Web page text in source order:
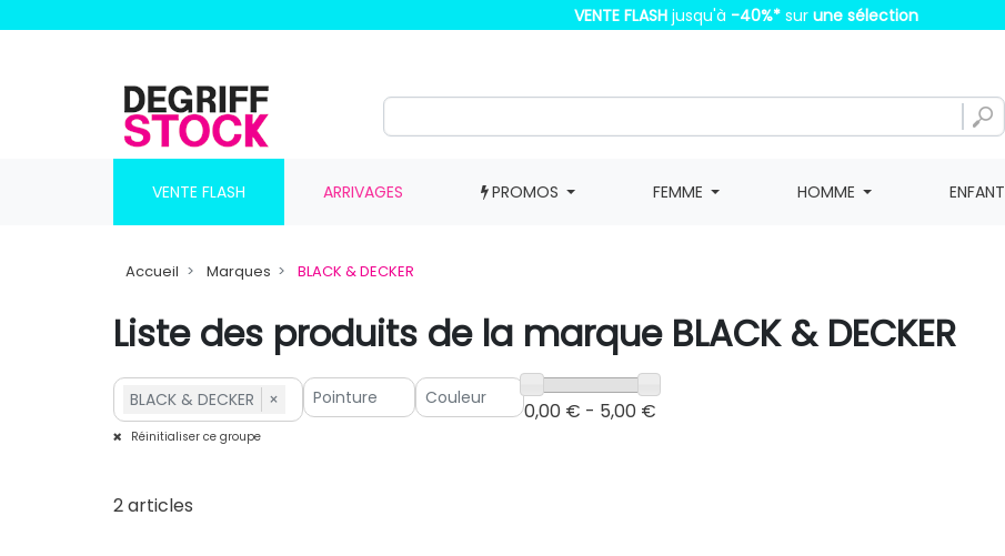
VENTE FLASH jusqu'à -40%* sur une sélection
VENTE FLASH ARRIVAGES PROMOS FEMME HOMME ENFANT
Accueil Marques BLACK & DECKER
Liste des produits de la marque BLACK & DECKER
BLACK & DECKER ×
Réinitialiser ce groupe
0,00 € - 5,00 €
2 articles